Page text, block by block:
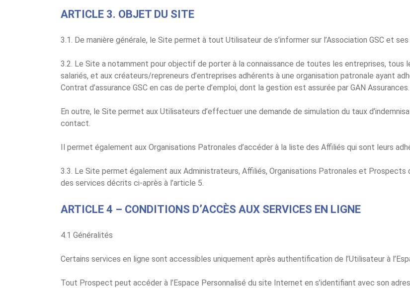
ARTICLE 3. OBJET DU SITE
3.1. De manière générale, le Site permet à tout Utilisateur de s’informer sur l’Association GSC et
3.2. Le Site a notamment pour objectif de porter à la connaissance de toutes les entreprises, tous
salariés, et aux créateurs/repreneurs d’entreprises adhérents à une organisation patronale ayant
Contrat d’assurance GSC en cas de perte d’emploi, dont la gestion est assurée par GAN Assurances.
En outre, le Site permet aux Utilisateurs d’effectuer une demande de simulation du taux
contact.
Il permet également aux Organisations Patronales d’accéder à la liste des Affiliés qui sont leurs
3.3. Le Site permet également aux Administrateurs, Affiliés, Organisations Patronales et Prospects
des services décrits ci-après à l’article 5.
ARTICLE 4 – CONDITIONS D’ACCÈS AUX SERVICES EN LIGNE
4.1 Généralités
Certains services en ligne sont accessibles uniquement après authentification de l’Utilisateur à
Tout Prospect peut accéder à l’Espace Personnalisé du site Internet en s’identifiant avec son